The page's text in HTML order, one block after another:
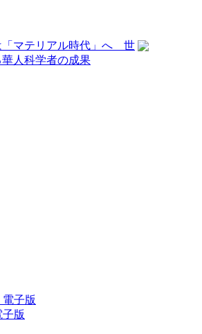
「マテリアル時代」へ 世
人科学者の成果
電子版
子版